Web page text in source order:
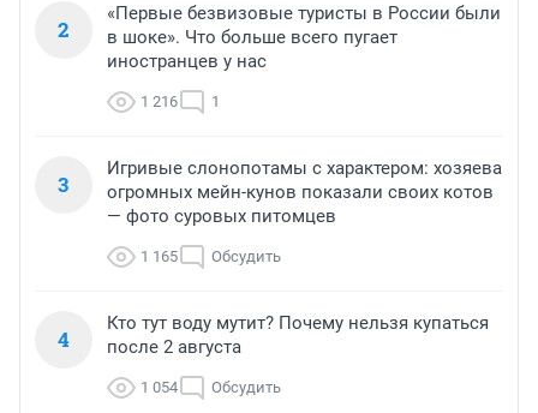
2
«Первые безвизовые туристы в России были
в шоке». Что больше всего пугает
иностранцев у нас
1 216 1
3
Игривые слонопотамы с характером: хозяева
огромных мейн-кунов показали своих котов
— фото суровых питомцев
1 165 Обсудить
4
Кто тут воду мутит? Почему нельзя купаться
после 2 августа
1 054 Обсудить